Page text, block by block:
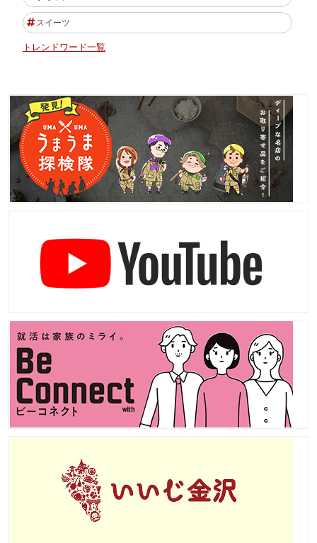
スイーツ
トレンドワード一覧